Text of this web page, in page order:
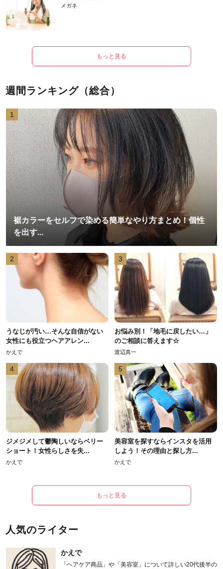
メガネ
もっと見る
週間ランキング（総合）
1
裾カラーをセルフで染める簡単なやり方まとめ！個性
を出す...
2
うなじが汚い…そんな自信がない
女性にも役立つヘアアレン...
かえで
3
お悩み別！「地毛に戻したい…」
のご相談に答えます☆
渡辺真一
4
ジメジメして鬱陶しいならベリー
ショート！女性らしさを失...
かえで
5
美容室を探すならインスタを活用
しよう！その理由と探し方...
かえで
もっと見る
人気のライター
かえで
「ヘアケア商品」や「美容室」について詳しい20代後半の